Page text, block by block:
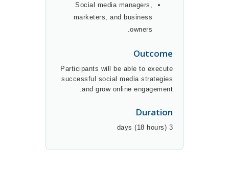
Social media managers,
marketers, and business
owners.
Outcome
Participants will be able to execute
successful social media strategies
and grow online engagement.
Duration
3 days (18 hours)